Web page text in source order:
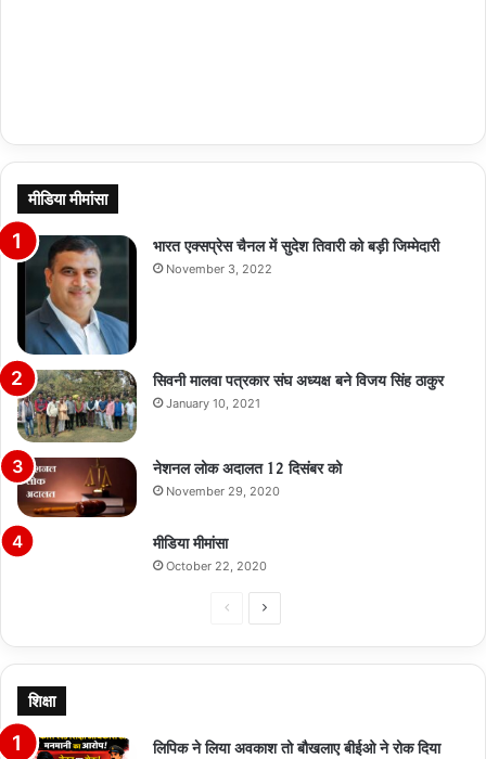
मीडिया मीमांसा
भारत एक्सप्रेस चैनल में सुदेश तिवारी को बड़ी जिम्मेदारी
November 3, 2022
सिवनी मालवा पत्रकार संघ अध्यक्ष बने विजय सिंह ठाकुर
January 10, 2021
नेशनल लोक अदालत 12 दिसंबर को
November 29, 2020
मीडिया मीमांसा
October 22, 2020
PreviousNext
शिक्षा
लिपिक ने लिया अवकाश तो बौखलाए बीईओ ने रोक दिया